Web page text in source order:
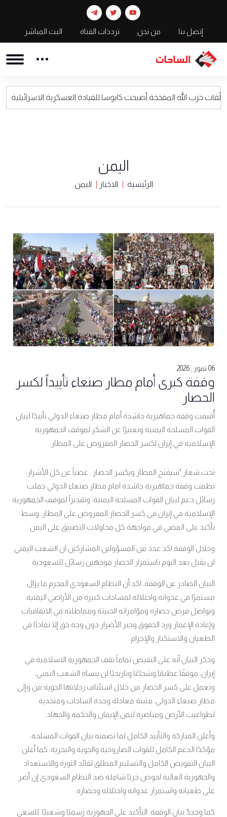
إتصل بنا من نحن ترددات القناة البث المباشر
الله المفخخة أصبحت كابوسا للقيادة العسكرية الاسرائيلية
اليمن
الرئيسية الاخبار اليمن
06 تموز , 2026
وقفة كبرى أمام مطار صنعاء تأييداً لكسر
الحصار
أُقيمت وقفة جماهيرية حاشدة أمام مطار صنعاء الدولي تأييدًا لبيان
القوات المسلحة اليمنية وتعبيرًا عن الشكر لموقف الجمهورية
الإسلامية في إيران لكسر الحصار المفروض على المطار.
تحت شعار "سيفتح المطار ويكسر الحصار.. غصباً عن كل الأشرار،
نظمت وقفة جماهيرية حاشدة امام مطار صنعاء الدولي حملت
رسائل دعم لبيان القوات المسلحة اليمنية، وتقديراً لموقف الجمهورية
الإسلامية في إيران في كسر الحصار المفروض على المطار، وسط
تأكيد على المضي في مواجهة كل محاولات التضييق على اليمن.
وخلال الوقفة اكد عدد من المسؤولين المشاركين ان الشعب اليمني
لن يقبل بعد اليوم باستمرار الخصار موجهين رسائل للسعودية
البيان الصادر عن الوقفة، اكد أن النظام السعودي المجرم ما يزال
مستمرًا في عدوانه واحتلاله لمساحات كبيرة من الأراضي اليمنية،
ويواصل فرض حصاره ومؤامراته الخبيثة ومماطلته في الاتفاقيات
وإعادة الإعمار ورد الحقوق وجبر الأضرار دون وجه حق إلا تماديًا في
الطغيان والاستكبار والإجرام.
وذكر البيان أنه على النقيض تماماً تقف الجمهورية الاسلامية في
إيران، موقفًا عظيمًا وشجاعًا وتاريخيًا لن ينساه الشعب اليمني،
وتعمل على كسر الحصار من خلال استئناف رحلاتها الجوية من وإلى
مطار صنعاء الدولي، مثبتة معادلة وحدة الساحات ومتحدية
لطواغيت الأرض ومناصرة ليمن الإيمان والحكمة والجهاد.
وأعلن المباركة والتأييد الكامل لما تضمنه بيان القوات المسلحة،
مؤكدًا الدعم الكامل للقوات الصاروخية والجوية والبحرية، كما أعلن
البيان التفويض الكامل والتسليم المطلق لقائد الثورة والاستعداد
والجهوزية العالية لخوض حربًا شاملة ضد النظام السعودي إن أصر
على طغيانه واستمرار عدوانه واحتلاله وحصاره.
كما وجددّ بيان الوقفة، التأكيد على الجهوزية رسميًا وشعبيًا، للسعي